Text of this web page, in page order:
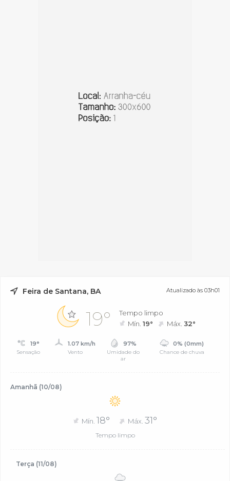
Feira de Santana, BA Atualizado às 03h01
19°
Tempo limpo
Mín.19° Máx.32°
19°
Sensação
1.07 km/h
Vento
97%
Umidade do
ar
0% (0mm)
Chance de chuva
Amanhã (10/08)
Mín. 18° Máx. 31°
Tempo limpo
Terça (11/08)